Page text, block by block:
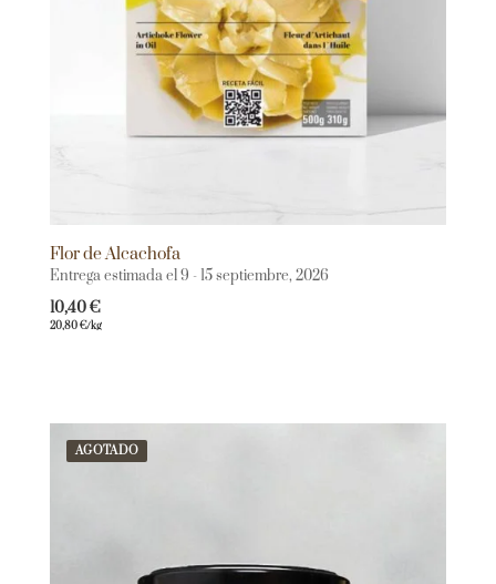
Flor de Alcachofa
Entrega estimada el 9 - 15 septiembre, 2026
10,40€
20,80€/kg
AGOTADO